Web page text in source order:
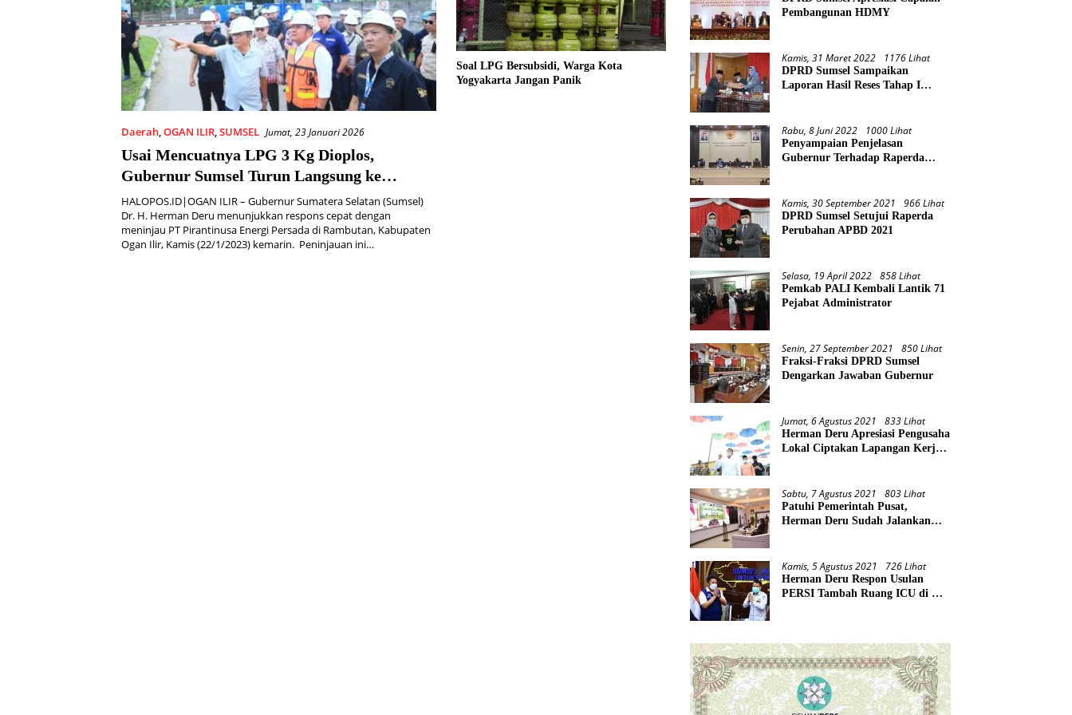
Daerah OGAN ILIR SUMSEL Jumat, 23 Januari 2026
Usai Mencuatnya LPG 3 Kg Dioplos,
Gubernur Sumsel Turun Langsung ke
Lapangan
HALOPOS.ID|OGAN ILIR – Gubernur Sumatera Selatan (Sumsel)
Dr. H. Herman Deru menunjukkan respons cepat dengan
meninjau PT Pirantinusa Energi Persada di Rambutan, Kabupaten
Ogan Ilir, Kamis (22/1/2023) kemarin. Peninjauan ini…
Soal LPG Bersubsidi, Warga Kota
Yogyakarta Jangan Panik
Pembangunan HDMY
Kamis, 31 Maret 2022 1176 Lihat
DPRD Sumsel Sampaikan
Laporan Hasil Reses Tahap I
Rabu, 8 Juni 2022 1000 Lihat
Penyampaian Penjelasan
Gubernur Terhadap Raperda
Kamis, 30 September 2021 966 Lihat
DPRD Sumsel Setujui Raperda
Perubahan APBD 2021
Selasa, 19 April 2022 858 Lihat
Pemkab PALI Kembali Lantik 71
Pejabat Administrator
Senin, 27 September 2021 850 Lihat
Fraksi-Fraksi DPRD Sumsel
Dengarkan Jawaban Gubernur
Jumat, 6 Agustus 2021 833 Lihat
Herman Deru Apresiasi Pengusaha
Lokal Ciptakan Lapangan Kerja
Sabtu, 7 Agustus 2021 803 Lihat
Patuhi Pemerintah Pusat,
Herman Deru Sudah Jalankan
Kamis, 5 Agustus 2021 726 Lihat
Herman Deru Respon Usulan
PERSI Tambah Ruang ICU di RS